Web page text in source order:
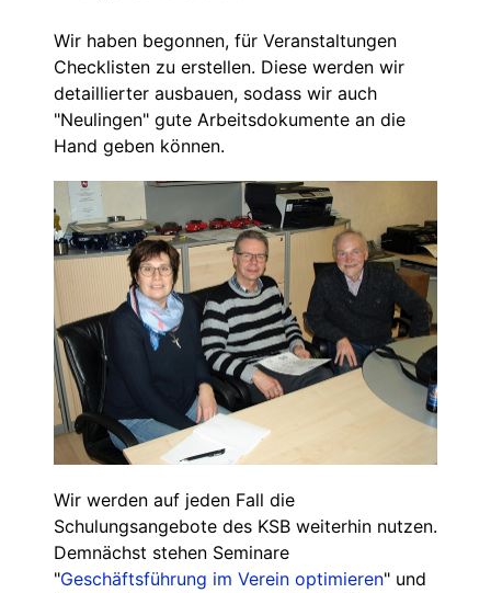
Wir haben begonnen, für Veranstaltungen
Checklisten zu erstellen. Diese werden wir
detaillierter ausbauen, sodass wir auch
"Neulingen" gute Arbeitsdokumente an die
Hand geben können.
Wir werden auf jeden Fall die
Schulungsangebote des KSB weiterhin nutzen.
Demnächst stehen Seminare
"Geschäftsführung im Verein optimieren" und